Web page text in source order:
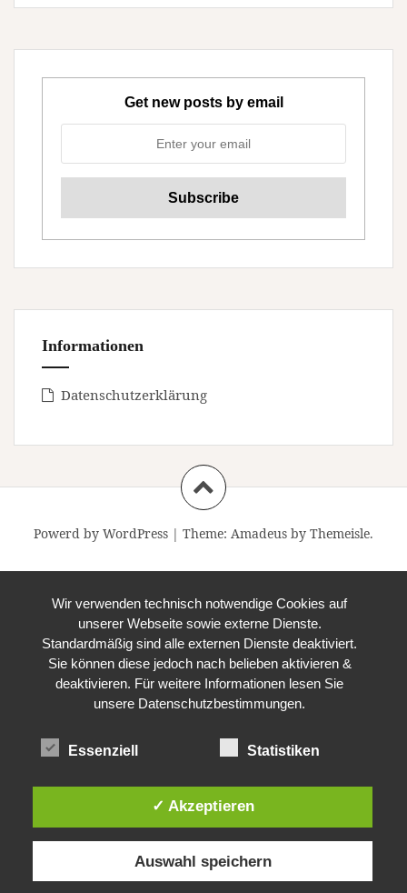
Get new posts by email
Informationen
Datenschutzerklärung
Powerd by WordPress | Theme: Amadeus by Themeisle.
Wir verwenden technisch notwendige Cookies auf
unserer Webseite sowie externe Dienste.
Standardmäßig sind alle externen Dienste deaktiviert.
Sie können diese jedoch nach belieben aktivieren &
deaktivieren. Für weitere Informationen lesen Sie
unsere Datenschutzbestimmungen.
Essenziell Statistiken
✓ Akzeptieren
Auswahl speichern